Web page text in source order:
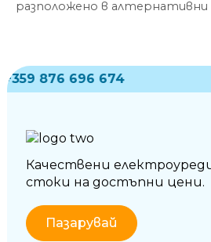
разположено в алтернативни
876 696 674
Качествени
стоки на достъпни цени.
Пазарувай